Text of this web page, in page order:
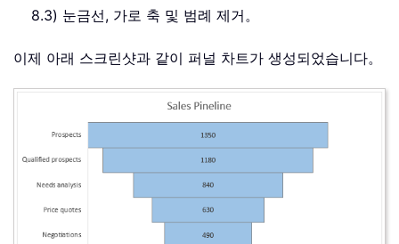
8.3) 눈금선, 가로 축 및 범례 제거。
이제 아래 스크린샷과 같이 퍼널 차트가 생성되었습니다。